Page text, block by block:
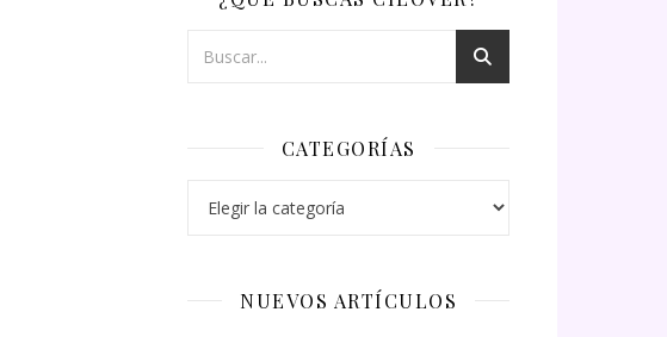
CATEGORÍAS
NUEVOS ARTÍCULOS